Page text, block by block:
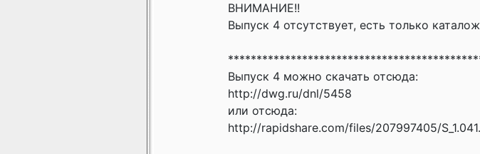
ВНИМАНИЕ!!
Выпуск 4 отсутствует, есть только
Выпуск 4 можно скачать отсюда:
http://dwg.ru/dnl/5458
или отсюда:
http://rapidshare.com/files/207997405/